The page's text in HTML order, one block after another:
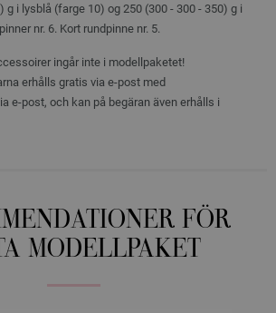
g i lysblå (farge 10) og 250 (300 - 300 - 350) g i
nr. 6. Kort rundpinne nr. 5.
ingår inte i modellpaketet!
erhålls gratis via e-post med
e-post, och kan på begäran även erhålls i
FÖR
MODELLPAKET